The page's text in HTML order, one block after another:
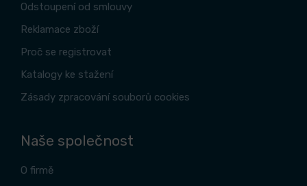
Odstoupení od smlouvy
Reklamace zboží
Proč se registrovat
Katalogy ke stažení
Zásady zpracování souborů cookies
Naše společnost
O firmě